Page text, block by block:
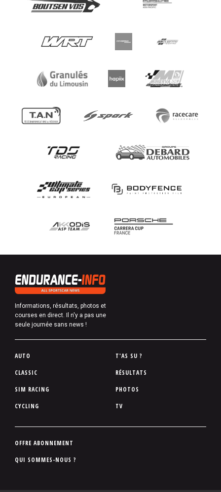
Informations, résultats, photos et
courses en direct. Il n'y a pas une
seule journée sans news !
P
d
d
p
e
AUTO
CLASSIC
SIM RACING
CYCLING
T'AS SU ?
RÉSULTATS
PHOTOS
TV
P
d
OFFRE ABONNEMENT
QUI SOMMES-NOUS ?